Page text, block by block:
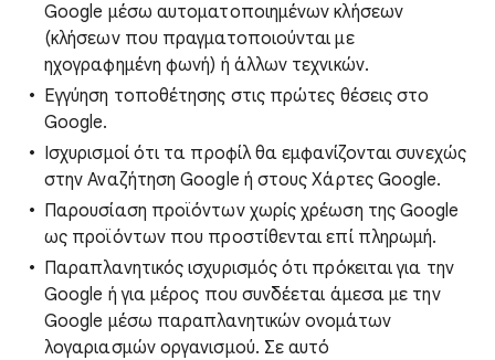
Google μέσω αυτοματοποιημένων κλήσεων
(κλήσεων που πραγματοποιούνται με
ηχογραφημένη φωνή) ή άλλων τεχνικών.
Εγγύηση τοποθέτησης στις πρώτες θέσεις στο
Google.
Ισχυρισμοί ότι τα προφίλ θα εμφανίζονται συνεχώς
στην Αναζήτηση Google ή στους Χάρτες Google.
Παρουσίαση προϊόντων χωρίς χρέωση της Google
ως προϊόντων που προστίθενται επί πληρωμή.
Παραπλανητικός ισχυρισμός ότι πρόκειται για την
Google ή για μέρος που συνδέεται άμεσα με την
Google μέσω παραπλανητικών ονομάτων
λογαριασμών οργανισμού. Σε αυτό